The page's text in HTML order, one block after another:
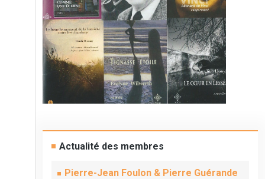
Actualité des membres
Pierre-Jean Foulon & Pierre Guérande